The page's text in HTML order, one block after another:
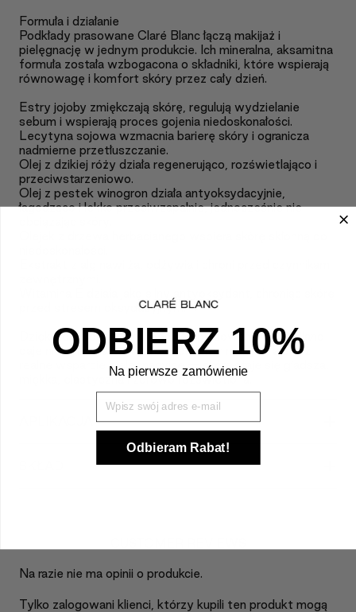
Formuła i działanie
Podkłady prasowane Claré Blanc łączą makijaż i
pielęgnację w jednym produkcie. Ich mineralna, aksamitna
formuła została wzbogacona o składniki, które wspierają
równowagę i komfort skóry przez cały dzień.
Estry jojoby zmiękczają skórę, regulują wydzielanie
sebum i wspierają proces gojenia niedoskonałości.
Lecytyna sojowa wzmacnia barierę skóry i ogranicza
nadmierne przetłuszczanie.
Olej z dzikiej róży działa regenerująco, rozświetlająco i
przeciwstarzeniowo.
Olej z pestek winogron działa antyoksydacyjnie,
łagodząco i lekko przeciwzapalnie, jednocześnie nie
przed stresem oksydacyjnym.
Dzięki temu połączeniu podkład prasowany Claré Blanc
daje nie tylko naturalny, równomierny makijaż, ale też
realne wsparcie pielęgnacyjne — skóra staje się gładsza,
miękka, elastyczna i zdrowo rozświetlona.
Na razie nie ma opinii o produkcie.
Tylko zalogowani klienci, którzy kupili ten produkt mogą
ODBIERZ 10%
Na pierwsze zamówienie
Wpisz Swój mail
Odbieram Rabat!